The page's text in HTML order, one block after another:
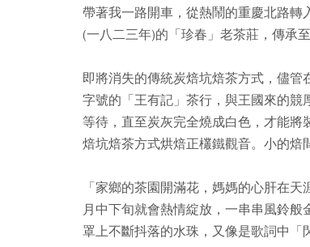
帶著我一路開車，從熱鬧的重慶北路
(一八二三年)的「珍春」老茶莊，傳承
即將消失的傳統炭焙坑焙茶方式，儘
字號的「王有記」茶行，與王國來的
等待，直至炭灰完全燒成白色，才能
焙坑焙茶方式烘焙正欉鐵觀音。小的焙
「家鄉的茶園開滿花，媽媽的心肝在
月中下旬就會熱情綻放，一串串風鈴
罩上不斷抖落的水珠，又像是歌詞中「